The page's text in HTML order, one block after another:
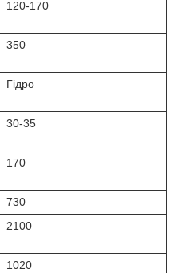
120-170
350
Гідро
30-35
170
730
2100
1020